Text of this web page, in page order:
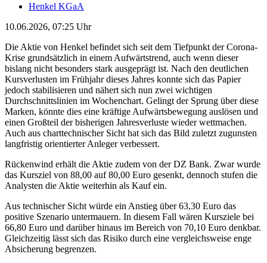
Henkel KGaA
10.06.2026, 07:25 Uhr
Die Aktie von Henkel befindet sich seit dem Tiefpunkt der Corona-
Krise grundsätzlich in einem Aufwärtstrend, auch wenn dieser
bislang nicht besonders stark ausgeprägt ist. Nach den deutlichen
Kursverlusten im Frühjahr dieses Jahres konnte sich das Papier
jedoch stabilisieren und nähert sich nun zwei wichtigen
Durchschnittslinien im Wochenchart. Gelingt der Sprung über diese
Marken, könnte dies eine kräftige Aufwärtsbewegung auslösen und
einen Großteil der bisherigen Jahresverluste wieder wettmachen.
Auch aus charttechnischer Sicht hat sich das Bild zuletzt zugunsten
langfristig orientierter Anleger verbessert.
Rückenwind erhält die Aktie zudem von der DZ Bank. Zwar wurde
das Kursziel von 88,00 auf 80,00 Euro gesenkt, dennoch stufen die
Analysten die Aktie weiterhin als Kauf ein.
Aus technischer Sicht würde ein Anstieg über 63,30 Euro das
positive Szenario untermauern. In diesem Fall wären Kursziele bei
66,80 Euro und darüber hinaus im Bereich von 70,10 Euro denkbar.
Gleichzeitig lässt sich das Risiko durch eine vergleichsweise enge
Absicherung begrenzen.